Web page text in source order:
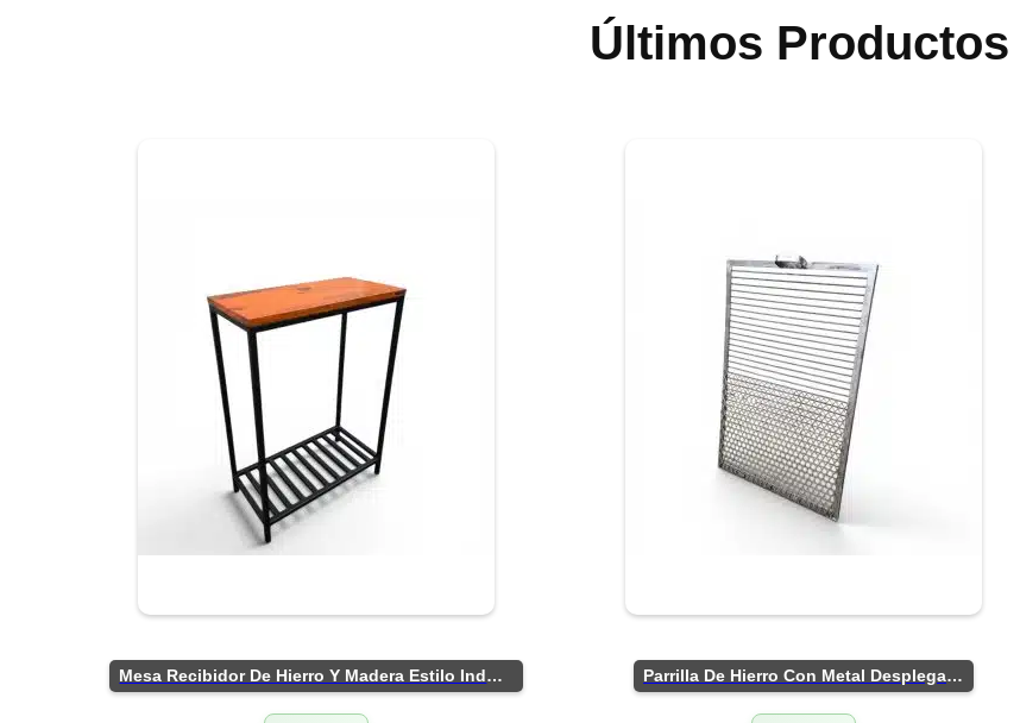
Últimos Productos
Mesa Recibidor De Hierro Y Madera Estilo Industrial Parrilla De Hierro Con Metal Desplegado